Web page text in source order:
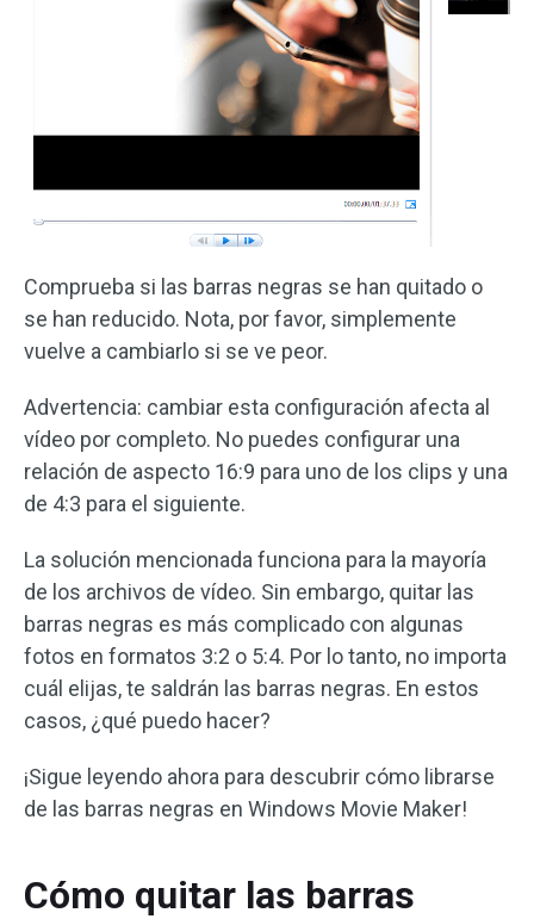
Comprueba si las barras negras se han quitado o
se han reducido. Nota, por favor, simplemente
vuelve a cambiarlo si se ve peor.
Advertencia: cambiar esta configuración afecta al
vídeo por completo. No puedes configurar una
relación de aspecto 16:9 para uno de los clips y una
de 4:3 para el siguiente.
La solución mencionada funciona para la mayoría
de los archivos de vídeo. Sin embargo, quitar las
barras negras es más complicado con algunas
fotos en formatos 3:2 o 5:4. Por lo tanto, no importa
cuál elijas, te saldrán las barras negras. En estos
casos, ¿qué puedo hacer?
¡Sigue leyendo ahora para descubrir cómo librarse
de las barras negras en Windows Movie Maker!
Cómo quitar las barras